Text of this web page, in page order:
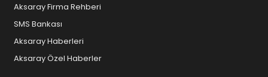
Aksaray Firma Rehberi
SMS Bankası
Aksaray Haberleri
Aksaray Özel Haberler